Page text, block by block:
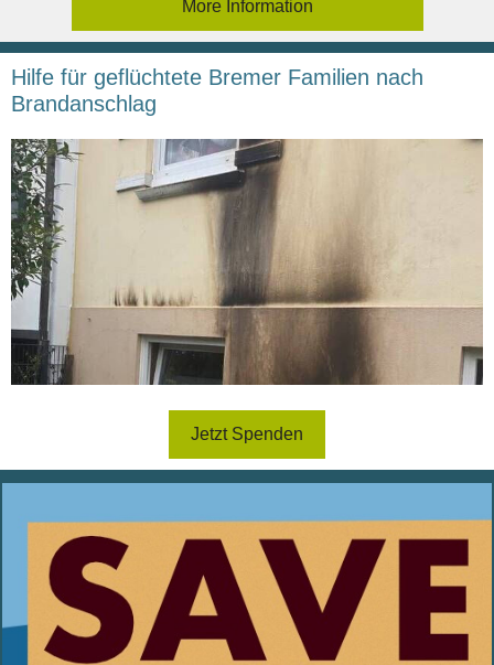
More Information
Hilfe für geflüchtete Bremer Familien nach
Brandanschlag
Jetzt Spenden